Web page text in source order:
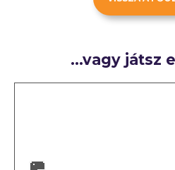
…vagy játsz